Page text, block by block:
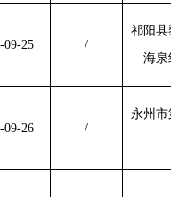
09-25 /
祁阳县
海泉
09-26 /
永州